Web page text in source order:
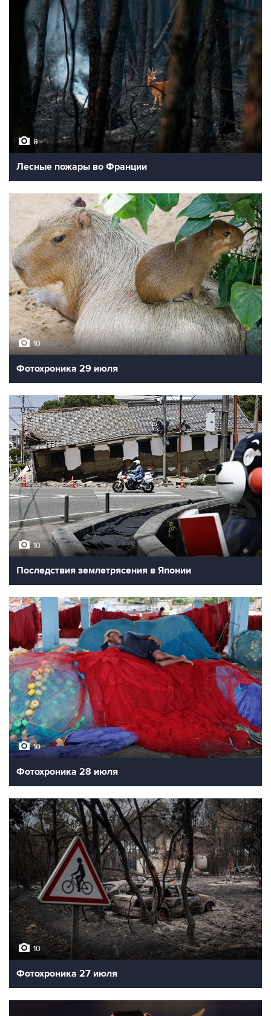
8
Лесные пожары во Франции
10
Фотохроника 29 июля
10
Последствия землетрясения в Японии
10
Фотохроника 28 июля
10
Фотохроника 27 июля